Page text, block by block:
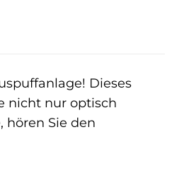
Dieses
nicht nur optisch
hören Sie den